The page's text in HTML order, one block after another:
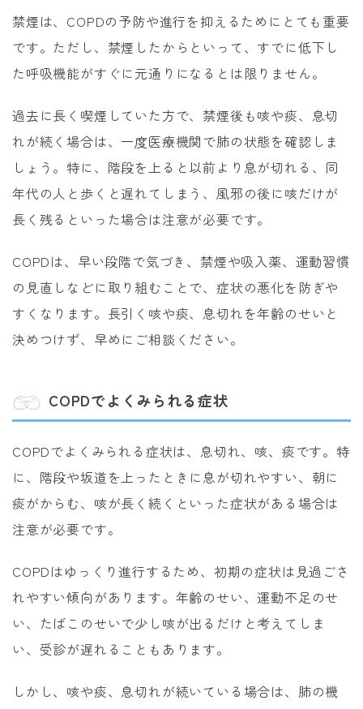
禁煙は、COPDの予防や進行を抑えるためにとても重要
です。ただし、禁煙したからといって、すでに低下し
た呼吸機能がすぐに元通りになるとは限りません。
過去に長く喫煙していた方で、禁煙後も咳や痰、息切
れが続く場合は、一度医療機関で肺の状態を確認しま
しょう。特に、階段を上ると以前より息が切れる、同
年代の人と歩くと遅れてしまう、風邪の後に咳だけが
長く残るといった場合は注意が必要です。
COPDは、早い段階で気づき、禁煙や吸入薬、運動習慣
の見直しなどに取り組むことで、症状の悪化を防ぎや
すくなります。長引く咳や痰、息切れを年齢のせいと
決めつけず、早めにご相談ください。
COPDでよくみられる症状
COPDでよくみられる症状は、息切れ、咳、痰です。特
に、階段や坂道を上ったときに息が切れやすい、朝に
痰がからむ、咳が長く続くといった症状がある場合は
注意が必要です。
COPDはゆっくり進行するため、初期の症状は見過ごさ
れやすい傾向があります。年齢のせい、運動不足のせ
い、たばこのせいで少し咳が出るだけと考えてしま
い、受診が遅れることもあります。
しかし、咳や痰、息切れが続いている場合は、肺の機